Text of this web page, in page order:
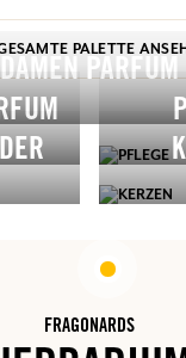
PALETTE
DAMEN PARFUM
FRAGONARDS